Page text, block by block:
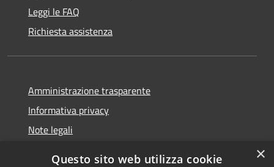
Leggi le FAQ
Richiesta assistenza
Amministrazione trasparente
Informativa privacy
Note legali
×
Questo sito web utilizza cookie